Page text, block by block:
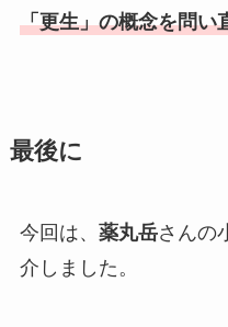
「更生」の概念を問い
最後に
今回は、 薬丸岳さんの
介しました。